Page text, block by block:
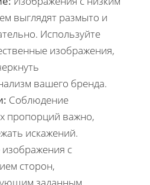
выглядят размыто и
Используйте
изображения,
вашего бренда.
Соблюдение
пропорций важно,
искажений.
изображения с
сторон,
заданным